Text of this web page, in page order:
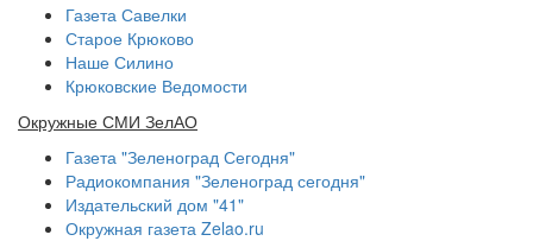
Газета Савелки
Старое Крюково
Наше Силино
Крюковские Ведомости
Окружные СМИ ЗелАО
Газета "Зеленоград Сегодня"
Радиокомпания "Зеленоград сегодня"
Издательский дом "41"
Окружная газета Zelao.ru